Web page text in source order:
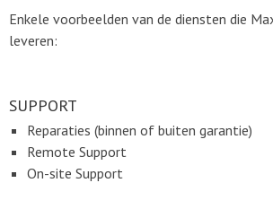
Enkele voorbeelden van de diensten die
leveren:
SUPPORT
Reparaties (binnen of buiten garantie)
Remote Support
On-site Support